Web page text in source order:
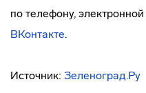
по телефону,
ВКонтакте.
Источник: Зеленоград.Ру